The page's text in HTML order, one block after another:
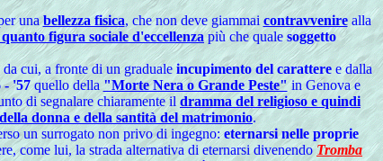
unabellezza fisica, che non deve giammai contravvenirealla
figura sociale d'eccellenzapiù che qualesoggetto
cui, a fronte di un graduale incupimento del carattere e dalla
- '57quello della"Morte Nera o Grande Peste"in Genova e
di segnalare chiaramente il dramma del religioso e quindi
donna e della santità del matrimonio.
un surrogato non privo di ingegno:eternarsi nelle proprie
come lui, la strada alternativa di eternarsi divenendo Tromba